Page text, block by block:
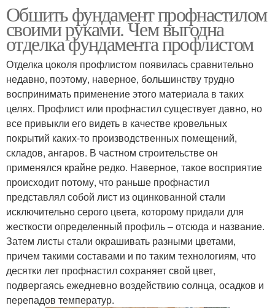
Обшить фундамент профнастилом
своими руками. Чем выгодна
отделка фундамента профлистом
Отделка цоколя профлистом появилась сравнительно
недавно, поэтому, наверное, большинству трудно
воспринимать применение этого материала в таких
целях. Профлист или профнастил существует давно, но
все привыкли его видеть в качестве кровельных
покрытий каких-то производственных помещений,
складов, ангаров. В частном строительстве он
применялся крайне редко. Наверное, такое восприятие
происходит потому, что раньше профнастил
представлял собой лист из оцинкованной стали
исключительно серого цвета, которому придали для
жесткости определенный профиль – отсюда и название.
Затем листы стали окрашивать разными цветами,
причем такими составами и по таким технологиям, что
десятки лет профнастил сохраняет свой цвет,
подвергаясь ежедневно воздействию солнца, осадков и
перепадов температур.